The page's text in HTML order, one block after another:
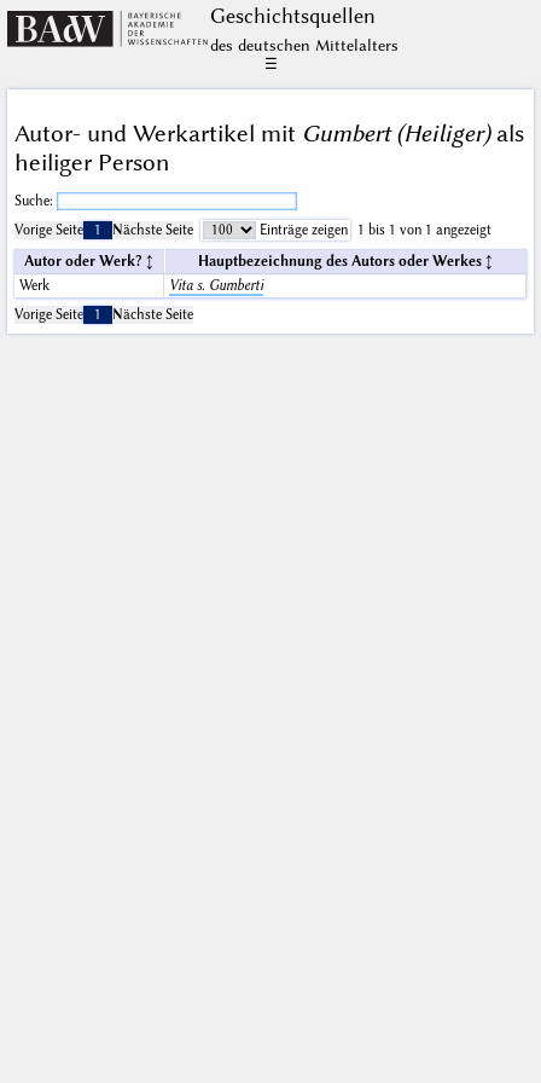
Geschichts­quellen
des deutschen Mittelalters
☰
Autor- und Werkartikel mit Gumbert (Heiliger)als
heiliger Person
Suche:
Vorige Seite
1 Nächste Seite Einträge zeigen
1 bis 1 von 1 angezeigt
Autor oder Werk?
Hauptbezeichnung des Autors oder Werkes
Werk
Vita s. Gumberti
Vorige Seite
1 Nächste Seite